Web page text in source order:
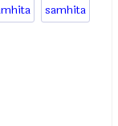
samhita